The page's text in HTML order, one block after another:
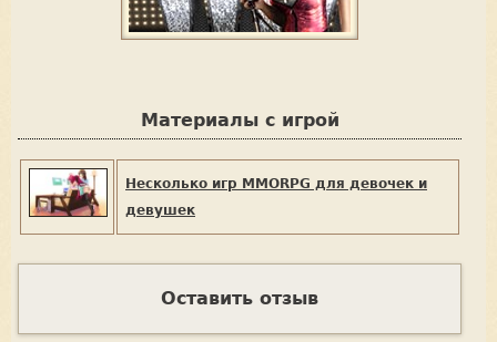
Материалы с игрой
Несколько игр MMORPG для девочек и
девушек
Оставить отзыв